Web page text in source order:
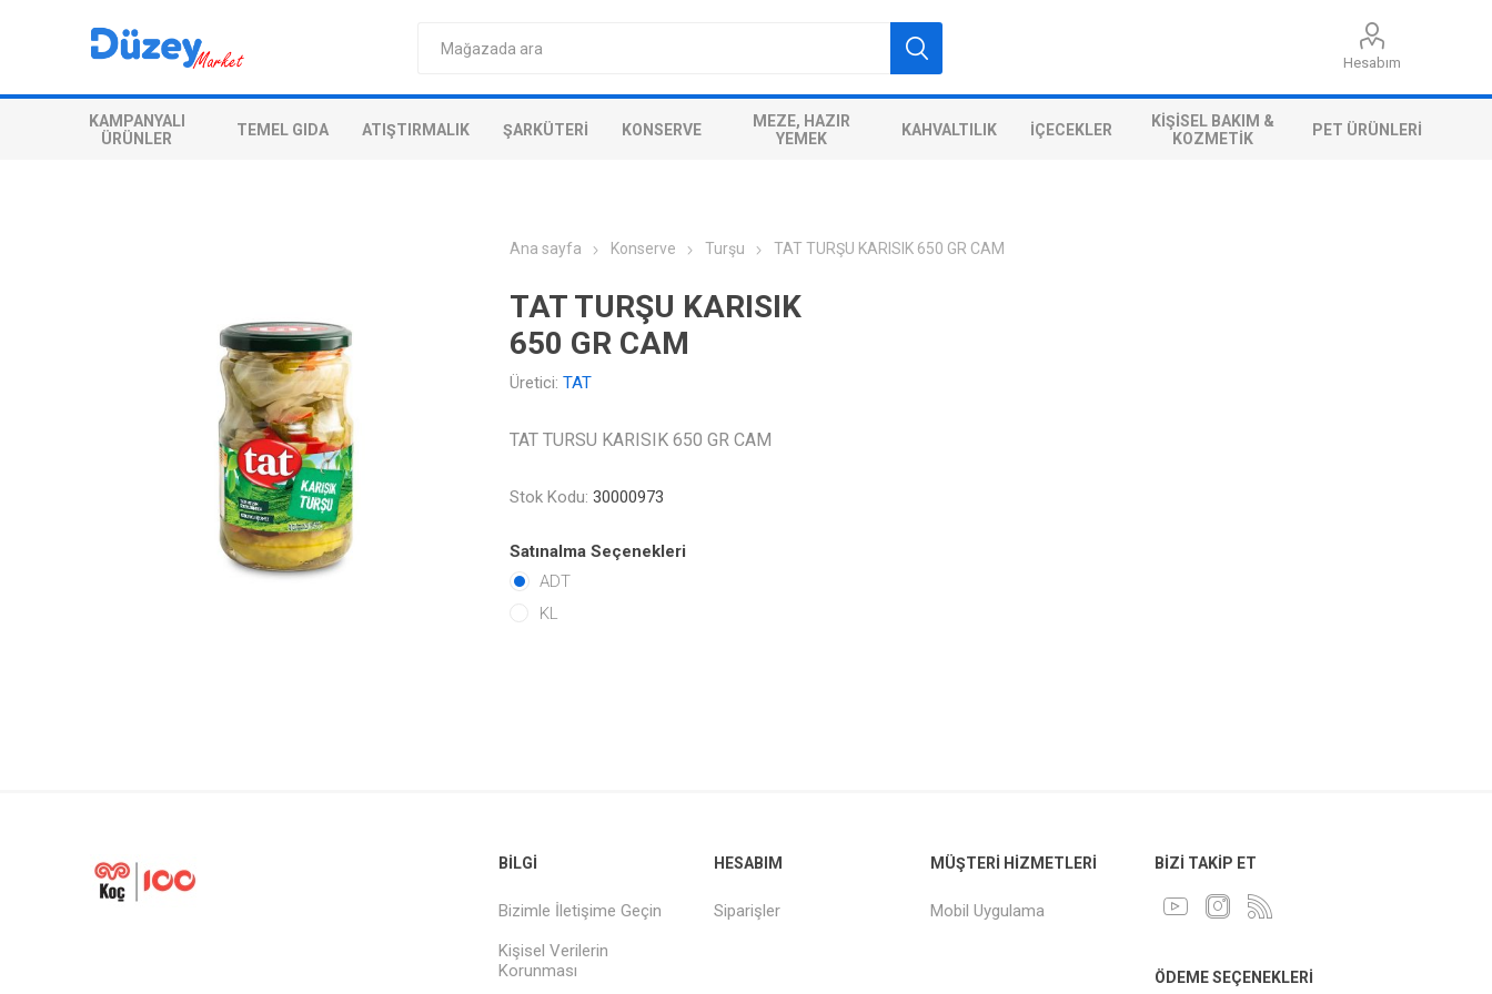
Hesabım
KAMPANYALI
ÜRÜNLER
TEMEL GIDA ATIŞTIRMALIK ŞARKÜTERI KONSERVE
MEZE, HAZIR
YEMEK
KAHVALTILIK İÇECEKLER
KIŞISEL BAKIM &
KOZMETIK
PET ÜRÜNLERI
Ana sayfa Konserve Turşu TAT TURŞU KARISIK 650 GR CAM
TAT TURŞU KARISIK
650 GR CAM
Üretici: TAT
TAT TURSU KARISIK 650 GR CAM
Stok Kodu: 30000973
Satınalma Seçenekleri
ADT
KL
BILGI
Bizimle İletişime Geçin
Kişisel Verilerin
Korunması
HESABIM
Siparişler
MÜŞTERI HIZMETLERI
Mobil Uygulama
BIZI TAKIP ET
ÖDEME SEÇENEKLERI